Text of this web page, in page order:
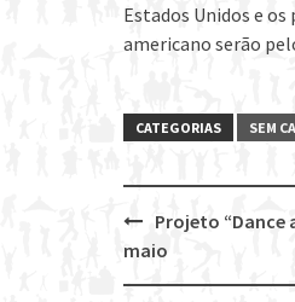
Estados Unidos e
americano serão
CATEGORIAS SEM
Post
navigation
Projeto “Dance
maio